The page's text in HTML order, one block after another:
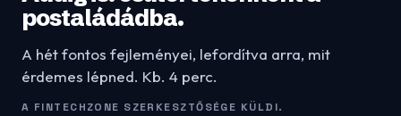
postaládádba.
A hét fontos fejleményei, lefordítva arra, mit
érdemes lépned. Kb. 4 perc.
A FINTECHZONE SZERKESZTŐSÉGE KÜLDI.